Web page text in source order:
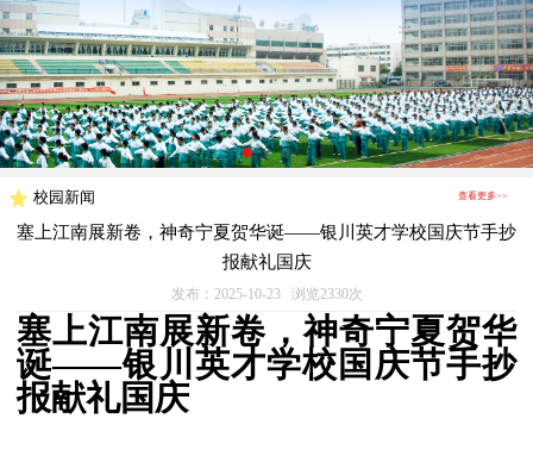
校园新闻 查看更多>>
塞上江南展新卷，神奇宁夏贺华诞——银川英才学校国庆节手抄
报献礼国庆
发布：2025-10-23 浏览2330次
塞上江南展新卷，神奇宁夏贺华
诞——银川英才学校国庆节手抄
报献礼国庆